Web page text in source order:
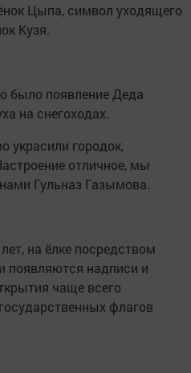
Цыпа, символ уходящего
Кузя.
было появление Деда
на снегоходах.
украсили городок,
отличное, мы
Гульназ Газымова.
на ёлке посредством
появляются надписи и
чаще всего
флагов